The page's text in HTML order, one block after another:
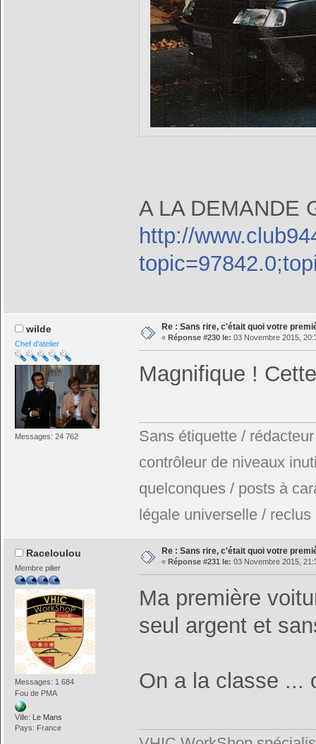
A LA DEMANDE
http://
wilde
Chef d'atelier
Messages: 24 762
Re : Sans rire, c'était quoi votre
« Réponse #230 le: 03 Novembre 2015,
Magnifique !
Sans étiquette /
contrôleur de niveaux
quelconques / posts à
légale universelle / reclus
Raceloulou
Membre pilier
Messages: 1 684
Fou de PMA
Ville:
Le Mans
Pays: France
Re : Sans rire, c'était quoi votre
« Réponse #231 le: 03 Novembre 2015,
Ma première
seul argent et
On a la classe